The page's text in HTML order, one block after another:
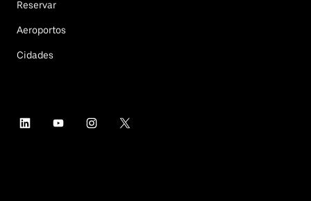
Reservar
Aeroportos
Cidades